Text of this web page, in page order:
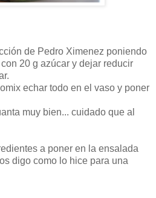
de Pedro Ximenez poniendo
20 g azúcar y dejar reducir
echar todo en el vaso y poner
muy bien... cuidado que al
a poner en la ensalada
digo como lo hice para una